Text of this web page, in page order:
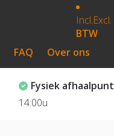
Incl.Excl.
BTW
FAQ Over ons
Fysiek afhaalpunt
14:00u